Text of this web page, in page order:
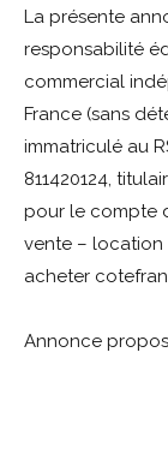
La présente
responsabilité
commercial
France (sans
immatriculé au
811420124,
pour le compte
vente – location
acheter
Annonce